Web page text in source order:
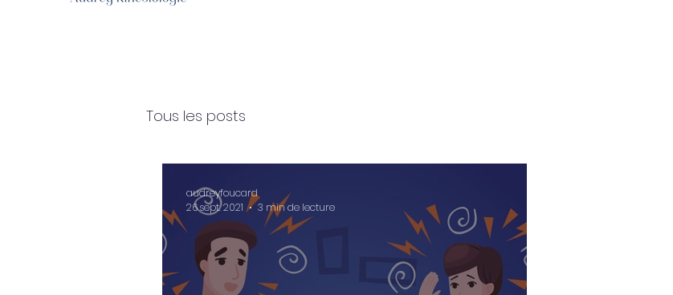
Tous les posts
audreyfoucard
26 sept. 2021
3 min de lecture